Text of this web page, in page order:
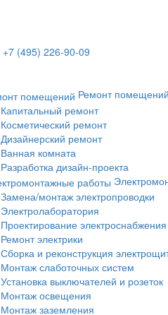
+7 (495) 226-90-09
Ремонт помещений
Капитальный ремонт
Косметический ремонт
Дизайнерский ремонт
Ванная комната
Разработка дизайн-проекта
Замена/монтаж электропроводки
Электролаборатория
Проектирование
Ремонт электрики
Сборка и реконструкция
Монтаж слаботочных систем
Установка выключателей и розеток
Монтаж освещения
Монтаж заземления